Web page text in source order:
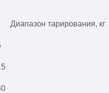
Диапазон тарирования, кг